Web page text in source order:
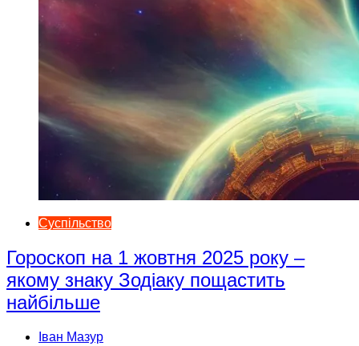
Суспільство
Гороскоп на 1 жовтня 2025 року –
якому знаку Зодіаку пощастить
найбільше
Іван Мазур